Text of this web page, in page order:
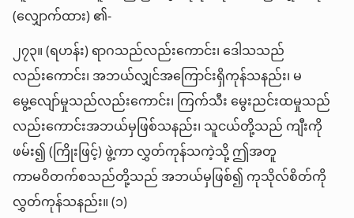
(လျှောက်ထား) ၏-
၂၇၃။ (ရဟန်း) ရာဂသည်လည်းကောင်း၊ ဒေါသသည်
လည်းကောင်း၊ အဘယ်လျှင်အကြောင်းရှိကုန်သနည်း၊ မ
မွေ့လျော်မှုသည်လည်းကောင်း၊ ကြက်သီး မွေးညင်းထမှုသည်
လည်းကောင်းအဘယ်မှဖြစ်သနည်း၊ သူငယ်တို့သည် ကျီးကို
ဖမ်း၍ (ကြိုးဖြင့်) ဖွဲ့ကာ လွှတ်ကုန်သကဲ့သို့ ဤအတူ
ကာမဝိတက်စသည်တို့သည် အဘယ်မှဖြစ်၍ ကုသိုလ်စိတ်ကို
လွှတ်ကုန်သနည်း။ (၁)